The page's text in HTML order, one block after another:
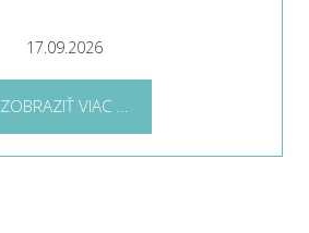
17.09.2026
ZOBRAZIŤ VIAC ...